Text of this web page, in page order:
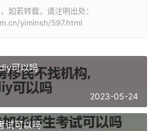
如若转载，请注明出处：
yiminsh/597.html
可以吗
2023-05-24
试可以吗